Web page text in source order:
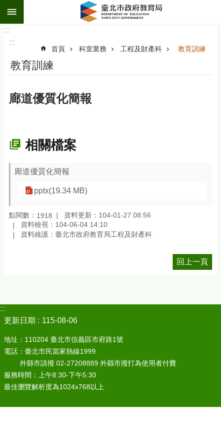
跳到主要內容區塊
:::
:::
首頁 科室業務 工程及財產科 教育訓練
教育訓練
廊道優質化簡報
相關檔案
廊道優質化簡報
pptx(19.34 MB)
點閱數： 1918
資料更新：104-01-27 08:56
資料檢視：104-06-04 14:10
資料維護：臺北市政府教育局工程及財產科
回上一頁
:::
更新日期
115-08-06
地址：110204 臺北市信義區市府路1號
電話：臺北市民當家熱線1999
外縣市請撥 02-27208889 外縣市撥打為使用者付費
服務時間：上午8:30-下午5:30
最佳瀏覽解析度為1024x768以上